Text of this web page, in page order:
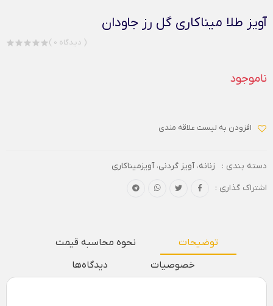
آویز طلا میناکاری گل رز جاودان
( 0 دیدگاه )
ناموجود
افزودن به لیست علاقه مندی
دسته بندی : زنانه،آویز گردنی،آویزمیناکاری
اشتراک گذاری :
توضیحات
نحوه محاسبه قیمت
خصوصیات
دیدگاه‌ها